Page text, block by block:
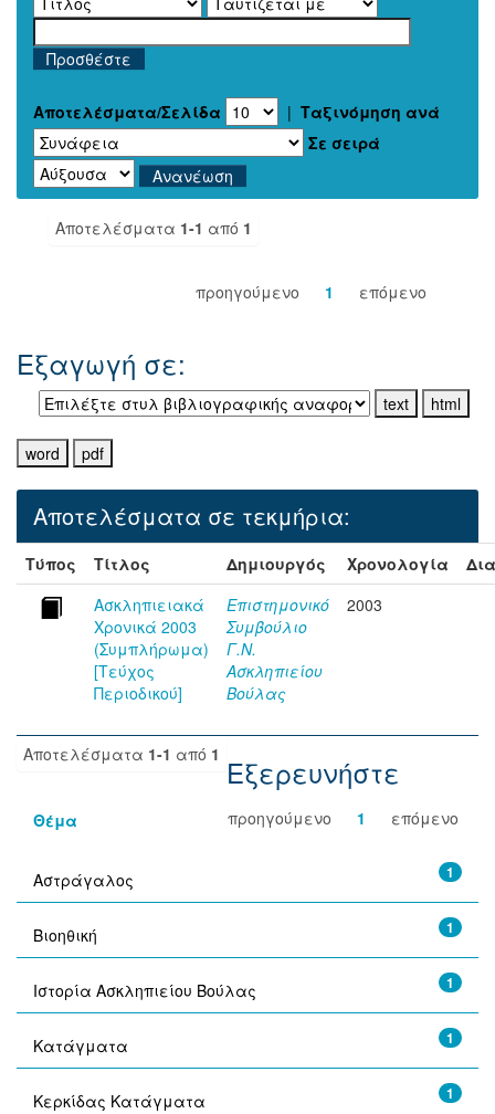
Αποτελέσματα/Σελίδα | Ταξινόμηση ανά
Σε σειρά
Αποτελέσματα 1-1 από 1
προηγούμενο 1 επόμενο
Εξαγωγή σε:
Αποτελέσματα σε τεκμήρια:
Τύπος Τίτλος Δημιουργός Χρονολογία
Ασκληπιειακά
Χρονικά 2003
(Συμπλήρωμα)
[Τεύχος
Περιοδικού]
Επιστημονικό
Συμβούλιο
Γ.Ν.
Ασκληπιείου
Βούλας
2003
Αποτελέσματα 1-1 από 1
προηγούμενο 1 επόμενο
Εξερευνήστε
Θέμα
1
Αστράγαλος
1
Βιοηθική
1
Ιστορία Ασκληπιείου Βούλας
1
Κατάγματα
1
Κερκίδας Κατάγματα